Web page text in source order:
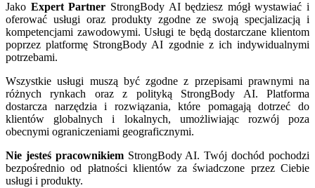
Jako Expert Partner StrongBody AI będziesz mógł wystawiać i
oferować usługi oraz produkty zgodne ze swoją specjalizacją i
kompetencjami zawodowymi. Usługi te będą dostarczane klientom
poprzez platformę StrongBody AI zgodnie z ich indywidualnymi
potrzebami.
Wszystkie usługi muszą być zgodne z przepisami prawnymi na
różnych rynkach oraz z polityką StrongBody AI. Platforma
dostarcza narzędzia i rozwiązania, które pomagają dotrzeć do
klientów globalnych i lokalnych, umożliwiając rozwój poza
obecnymi ograniczeniami geograficznymi.
Nie jesteś pracownikiemStrongBody AI. Twój dochód pochodzi
bezpośrednio od płatności klientów za świadczone przez Ciebie
usługi i produkty.